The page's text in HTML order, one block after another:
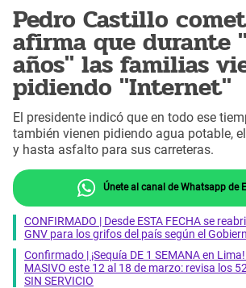
Pedro Castillo
afirma que durante
años" las familias
pidiendo "Internet"
El presidente indicó que en todo ese
también vienen pidiendo agua potable,
y hasta asfalto para sus carreteras.
Únete al canal de Whatsapp de
CONFIRMADO | Desde ESTA FECHA se
GNV para los grifos del país según el
Confirmado | ¡Sequía DE 1 SEMANA en
MASIVO este 12 al 18 de marzo: revisa los
SIN SERVICIO